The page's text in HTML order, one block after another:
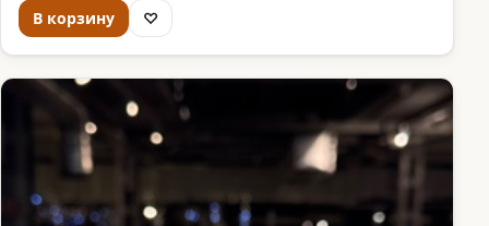
В корзину ♡